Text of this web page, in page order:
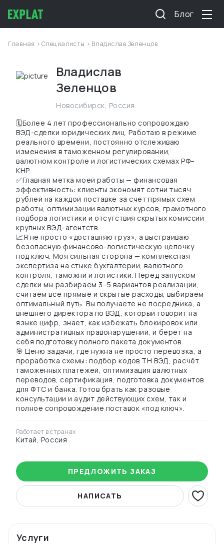
Блог
Главная >Специалисты > Владислав Зеленцов
Владислав
Зеленцов
Новосибирск, Россия
🗓️Более 4 лет профессионально сопровождаю
ВЭД-сделки юридических лиц. Работаю в режиме
реального времени, постоянно отслеживаю
изменения в таможенном регулировании,
валютном контроле и логистических схемах РФ–
КНР.
✅Главная метка моей работы — финансовая
эффективность: клиенты экономят сотни тысяч
рублей на каждой поставке за счёт прямых схем
работы, оптимизации валютных курсов, грамотного
подбора логистики и отсутствия скрытых комиссий
крупных ВЭД-агентств.
📈Я не просто «доставляю груз», а выстраиваю
безопасную финансово-логистическую цепочку
под ключ. Моя сильная сторона — комплексная
экспертиза на стыке бухгалтерии, валютного
контроля, таможни и логистики. Перед запуском
сделки мы разбираем 3–5 вариантов реализации,
считаем все прямые и скрытые расходы, выбираем
оптимальный путь. Вы получаете не посредника, а
внешнего директора по ВЭД, который говорит на
языке цифр, знает, как избежать блокировок или
административных правонарушений, и берёт на
себя подготовку полного пакета документов.
🎯 Ценю задачи, где нужна не просто перевозка, а
проработка схемы: подбор кодов ТН ВЭД, расчёт
таможенных платежей, оптимизация валютных
переводов, сертификация, подготовка документов
для ФТС и банка. Готов брать как разовые
консультации и аудит действующих схем, так и
полное сопровождение поставок «под ключ».
Работает в странах
Китай, Россия
ПРЕДЛОЖИТЬ ЗАКАЗ
НАПИСАТЬ
Услуги